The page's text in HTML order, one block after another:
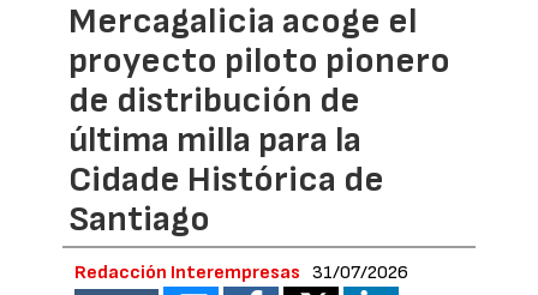
Mercagalicia acoge el
proyecto piloto pionero
de distribución de
última milla para la
Cidade Histórica de
Santiago
Redacción Interempresas 31/07/2026